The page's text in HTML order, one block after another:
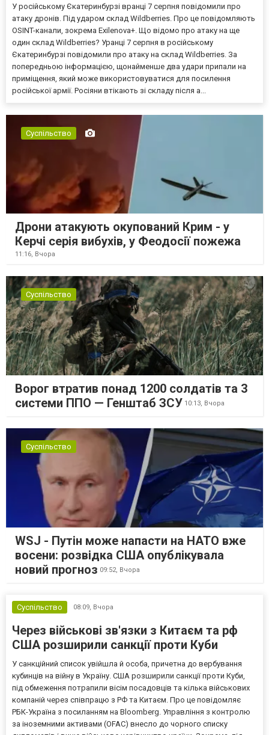
У російському Єкатеринбурзі вранці 7 серпня повідомили про
атаку дронів. Під ударом склад Wildberries. Про це повідомляють
OSINT-канали, зокрема Exilenova+. Що відомо про атаку на ще
один склад Wildberries? Уранці 7 серпня в російському
Єкатеринбурзі повідомили про атаку на склад Wildberries. За
попередньою інформацією, щонайменше два удари припали на
приміщення, який може використовуватися для посилення
російської армії. Росіяни втікають зі складу після а...
Суспільство
Дрони атакують окупований Крим - у
Керчі серія вибухів, у Феодосії пожежа
11:16, Вчора
Суспільство
Ворог втратив понад 1200 солдатів та 3
системи ППО — Генштаб ЗСУ 10:13, Вчора
Суспільство
WSJ - Путін може напасти на НАТО вже
восени: розвідка США опублікувала
новий прогноз 09:52, Вчора
Суспільство 08:09, Вчора
Через військові зв'язки з Китаєм та рф
США розширили санкції проти Куби
У санкційний список увійшла й особа, причетна до вербування
кубинців на війну в Україну. США розширили санкції проти Куби,
під обмеження потрапили вісім посадовців та кілька військових
компаній через співпрацю з РФ та Китаєм. Про це повідомляє
РБК-Україна з посиланням на Bloomberg. Управління з контролю
за іноземними активами (OFAC) внесло до чорного списку